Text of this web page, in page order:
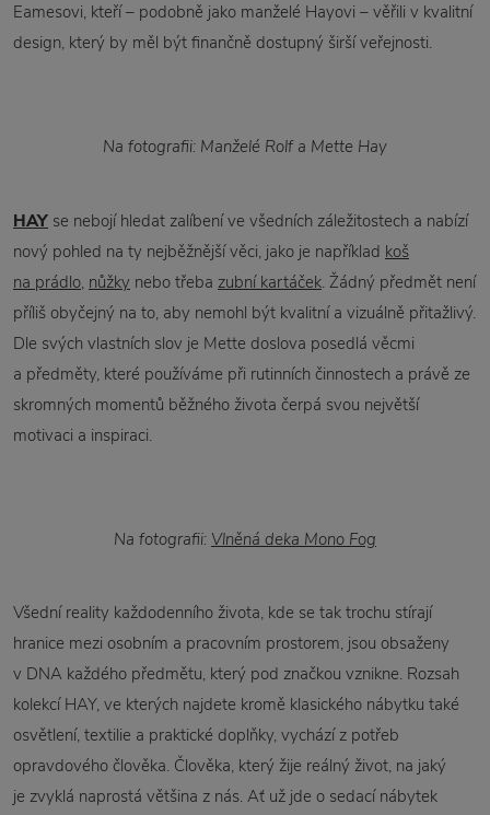
Eamesovi, kteří – podobně jako manželé Hayovi – věřili v kvalitní
design, který by měl být finančně dostupný širší veřejnosti.
Na fotografii: Manželé Rolf a Mette Hay
HAY se nebojí hledat zalíbení ve všedních záležitostech a nabízí
nový pohled na ty nejběžnější věci, jako je například koš
na prádlo, nůžky nebo třeba zubní kartáček. Žádný předmět není
příliš obyčejný na to, aby nemohl být kvalitní a vizuálně přitažlivý.
Dle svých vlastních slov je Mette doslova posedlá věcmi
a předměty, které používáme při rutinních činnostech a právě ze
skromných momentů běžného života čerpá svou největší
motivaci a inspiraci.
Na fotografii: Vlněná deka Mono Fog
Všední reality každodenního života, kde se tak trochu stírají
hranice mezi osobním a pracovním prostorem, jsou obsaženy
v DNA každého předmětu, který pod značkou vznikne. Rozsah
kolekcí HAY, ve kterých najdete kromě klasického nábytku také
osvětlení, textilie a praktické doplňky, vychází z potřeb
opravdového člověka. Člověka, který žije reálný život, na jaký
je zvyklá naprostá většina z nás. Ať už jde o sedací nábytek